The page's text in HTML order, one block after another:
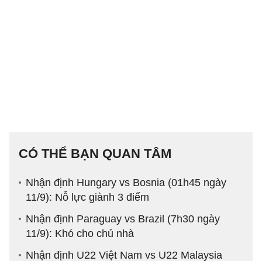
CÓ THỂ BẠN QUAN TÂM
Nhận định Hungary vs Bosnia (01h45 ngày
11/9): Nỗ lực giành 3 điểm
Nhận định Paraguay vs Brazil (7h30 ngày
11/9): Khó cho chủ nhà
Nhận định U22 Việt Nam vs U22 Malaysia